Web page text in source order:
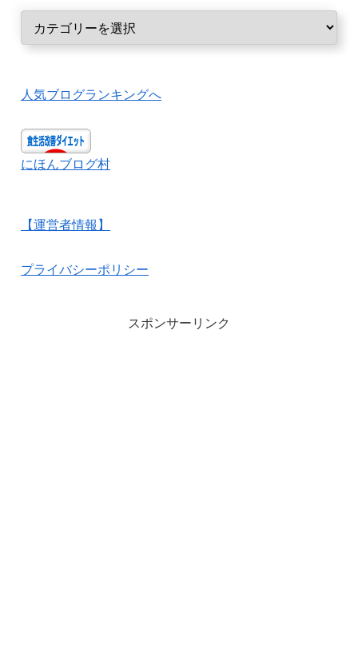
人気ブログランキングへ
にほんブログ村
【運営者情報】
プライバシーポリシー
スポンサーリンク